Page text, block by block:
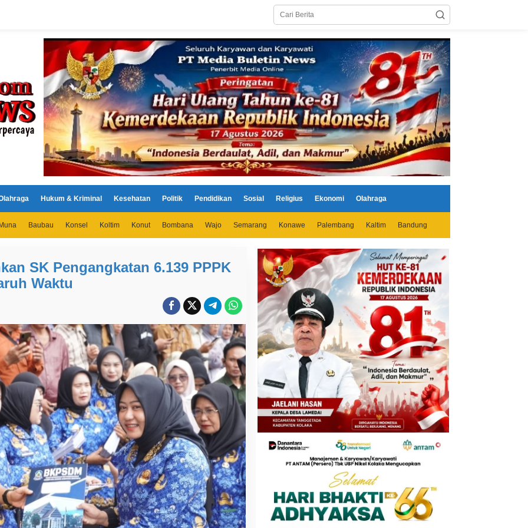
Hukum & Kriminal Kesehatan Politik Pendidikan Sosial Religius Ekonomi Olahraga
Baubau Konsel Koltim Konut Bombana Wajo Semarang Konawe Palembang Kaltim Bandung
SK Pengangkatan 6.139 PPPK
Waktu